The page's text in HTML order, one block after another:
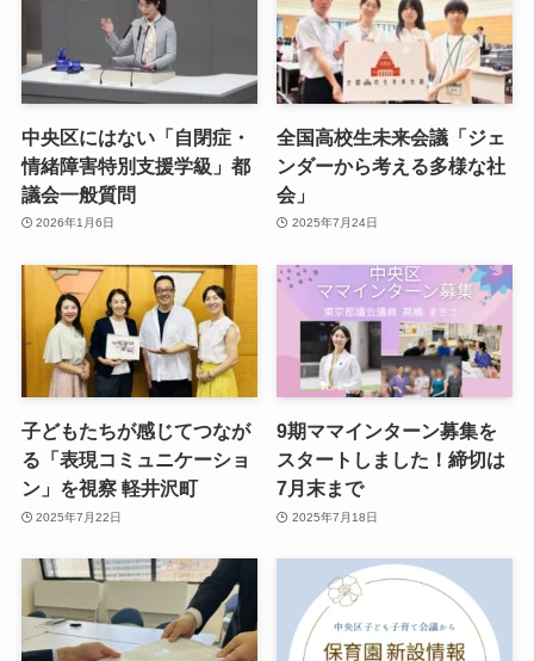
中央区にはない「自閉症・
情緒障害特別支援学級」都
議会一般質問
2026年1月6日
全国高校生未来会議「ジェ
ンダーから考える多様な社
会」
2025年7月24日
子どもたちが感じてつなが
る「表現コミュニケーショ
ン」を視察 軽井沢町
2025年7月22日
9期ママインターン募集を
スタートしました！締切は
7月末まで
2025年7月18日